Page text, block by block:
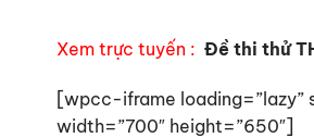
Xem trực tuyến : Đề thi thử
[wpcc-iframe
width=”700″ height=”650″]